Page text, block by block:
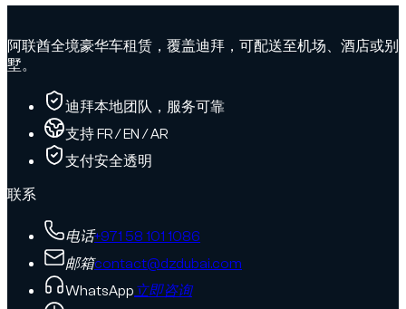
阿联酋全境豪华车租赁，覆盖迪拜，可配送至机场、酒店或别
墅。
迪拜本地团队，服务可靠
支持 FR / EN / AR
支付安全透明
联系
电话+971 58 101 1086
邮箱contact@dzdubai.com
WhatsApp 立即咨询